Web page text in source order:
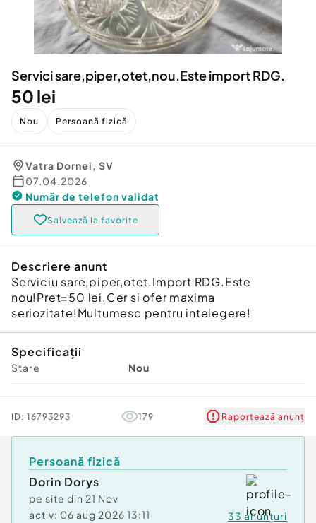
Servicii
Animale de companie
Afaceri și echipamente profesionale
Inchiriere Bunuri si Vehicule
Utilaje agricole si industriale
Piese auto si accesorii
Dacia Duster
Servici sare,piper,otet,nou.Este import RDG.
50 lei
Nou Persoană fizică
Vatra Dornei, SV
07.04.2026
Număr de telefon validat
Salvează la favorite
Descriere anunt
Serviciu sare,piper,otet.Import RDG.Este
nou!Pret=50 lei.Cer si ofer maxima
seriozitate!Multumesc pentru intelegere!
Specificații
Stare Nou
ID: 16793293 179 Raportează anunț
Persoană fizică
Dorin Dorys
pe site din 21 Nov
activ: 06 aug 2026 13:11 33 anunțuri